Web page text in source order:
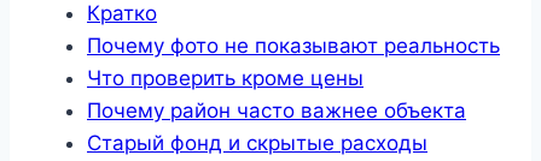
Кратко
Почему фото не показывают реальность
Что проверить кроме цены
Почему район часто важнее объекта
Старый фонд и скрытые расходы